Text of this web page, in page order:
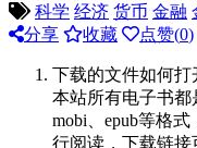
科学 经济 货币 金融
分享
收藏 点赞(0)
下载的文件如何打
本站所有电子书都
mobi、epub等格
行阅读，下载链